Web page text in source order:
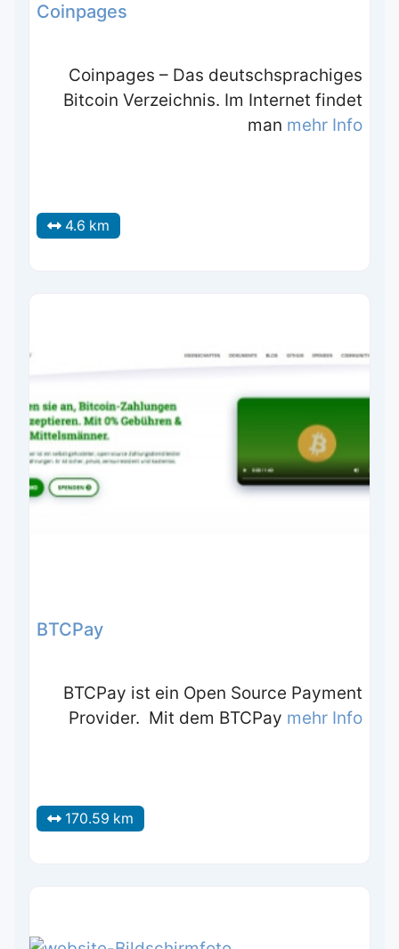
Coinpages
Coinpages – Das deutschsprachiges
Bitcoin Verzeichnis. Im Internet findet
man mehr Info
4.6 km
BTCPay
BTCPay ist ein Open Source Payment
Provider. Mit dem BTCPay mehr Info
170.59 km